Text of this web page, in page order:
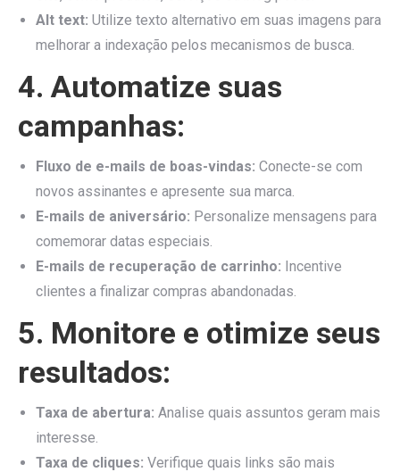
Alt text: Utilize texto alternativo em suas imagens para
melhorar a indexação pelos mecanismos de busca.
4. Automatize suas
campanhas:
Fluxo de e-mails de boas-vindas: Conecte-se com
novos assinantes e apresente sua marca.
E-mails de aniversário: Personalize mensagens para
comemorar datas especiais.
E-mails de recuperação de carrinho: Incentive
clientes a finalizar compras abandonadas.
5. Monitore e otimize seus
resultados:
Taxa de abertura: Analise quais assuntos geram mais
interesse.
Taxa de cliques: Verifique quais links são mais